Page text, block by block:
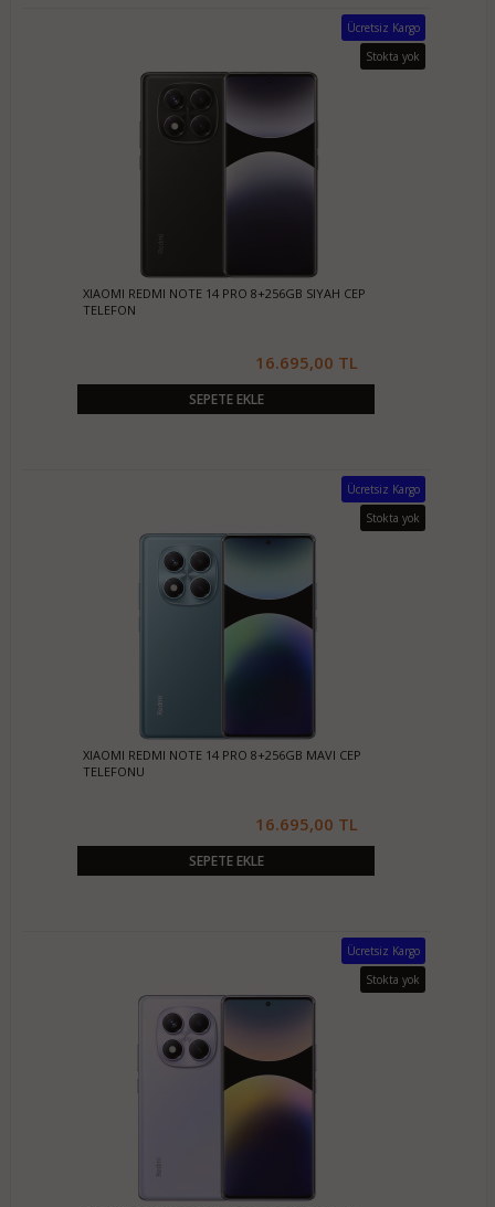
Ücretsiz Kargo
Stokta yok
XIAOMI REDMI NOTE 14 PRO 8+256GB SIYAH CEP
TELEFON
16.695,00 TL
SEPETE EKLE
Ücretsiz Kargo
Stokta yok
XIAOMI REDMI NOTE 14 PRO 8+256GB MAVI CEP
TELEFONU
16.695,00 TL
SEPETE EKLE
Ücretsiz Kargo
Stokta yok